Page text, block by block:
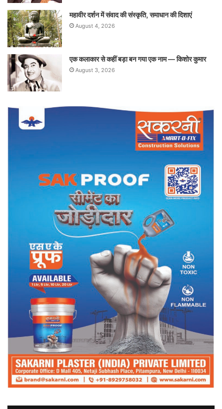
महावीर दर्शन में संवाद की संस्कृति, समाधान की दिशाएं
August 4, 2026
एक कलाकार से कहीं बड़ा बन गया एक नाम — किशोर कुमार
August 3, 2026